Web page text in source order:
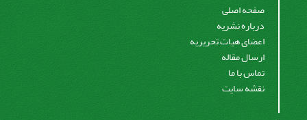
صفحه اصلی
درباره نشریه
اعضای هیات تحریریه
ارسال مقاله
تماس با ما
نقشه سایت